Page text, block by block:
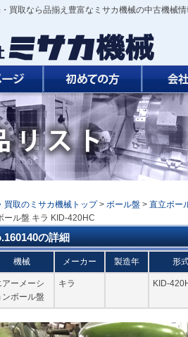
買取なら品揃え豊富なミサカ機械の中古機械
買取のミサカ機械トップ > ボール盤 > 直立ボー
ール盤 キラ KID-420HC
の詳細
機械 メーカー 製造年 形
アーメーシ
ンボール盤
キラ KID-